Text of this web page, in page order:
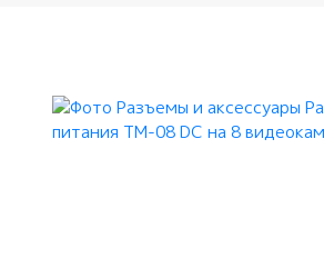
Программное обеспечение
Комплекты
видеодомофонов
Замки и защелки